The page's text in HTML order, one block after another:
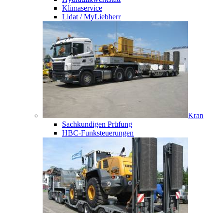
Klimaservice
Lidat / MyLiebherr
Kran
Sachkundigen Prüfung
HBC-Funksteuerungen